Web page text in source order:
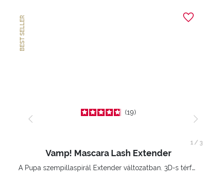
BEST SELLER
19
Vamp! Mascara Lash Extender
A Pupa szempillaspirál Extender változatban. 3D-s térfogatnövelő hatás. Hihetetlenül hosszú és göndör szempillák
1/ 3